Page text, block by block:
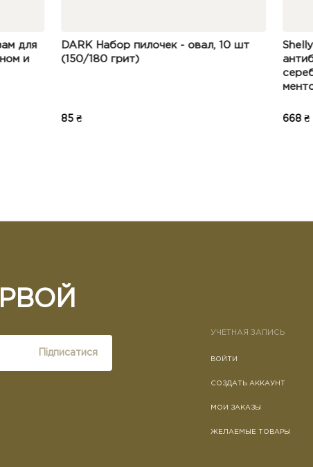
пилочек - овал, 10 шт
грит)
Shelly Крем для ног
антибактериальный с
серебра, экстрактом
ментолом, 4 мл*100 шт
Підписатися
УЧЕТНАЯ ЗАПИСЬ
ВОЙТИ
СОЗДАТЬ АККАУНТ
МОИ ЗАКАЗЫ
ЖЕЛАЕМЫЕ ТОВАРЫ